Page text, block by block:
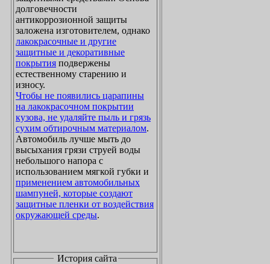
долговечности
антикоррозионной защиты
заложена изготовителем, однако
лакокрасочные и другие
защитные и декоративные
покрытия подвержены
естественному старению и
износу.
Чтобы не появились царапины
на лакокрасочном покрытии
кузова, не удаляйте пыль и грязь
сухим обтирочным материалом.
Автомобиль лучше мыть до
высыхания грязи струей воды
небольшого напора с
использованием мягкой губки и
применением автомобильных
шампуней, которые создают
защитные пленки от воздействия
окружающей среды.
История сайта